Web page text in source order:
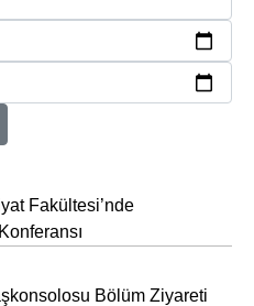
Fakültesi’nde
Bölüm Ziyareti